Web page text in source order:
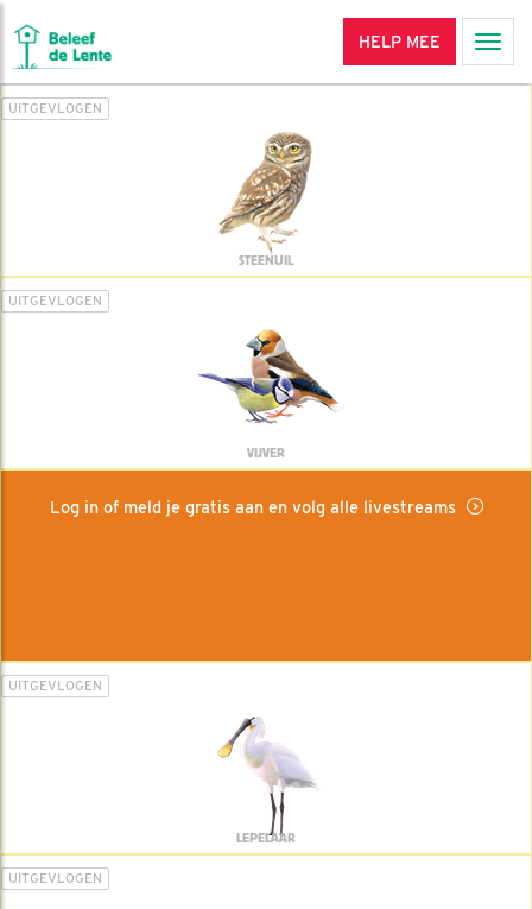
HELP MEE
UITGEVLOGEN
STEENUIL
UITGEVLOGEN
VIJVER
Log in of meld je gratis aan en volg alle livestreams
UITGEVLOGEN
LEPELAAR
UITGEVLOGEN